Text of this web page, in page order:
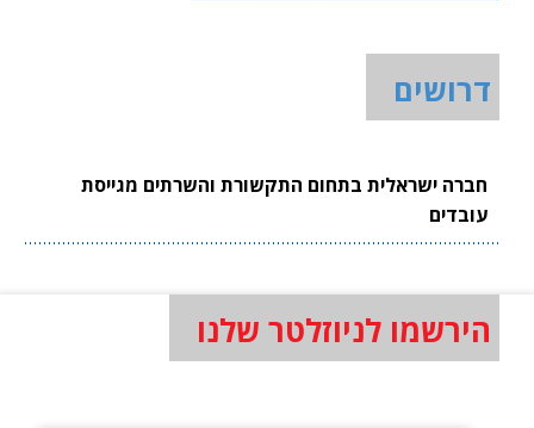
דרושים
חברה ישראלית בתחום התקשורת והשרתים מגייסת
עובדים
הירשמו לניוזלטר שלנו